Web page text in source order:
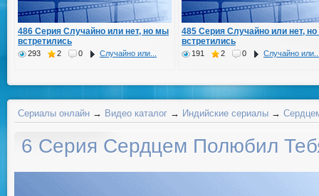
486 Серия Случайно или нет, но мы
встретились
293 2 0 Случайно или...
485 Серия Случайно или нет,
встретились
191 2 0 Случайно
Сериалы онлайн → Видео каталог → Индийские сериалы →
6 Серия Сердцем Полюбил